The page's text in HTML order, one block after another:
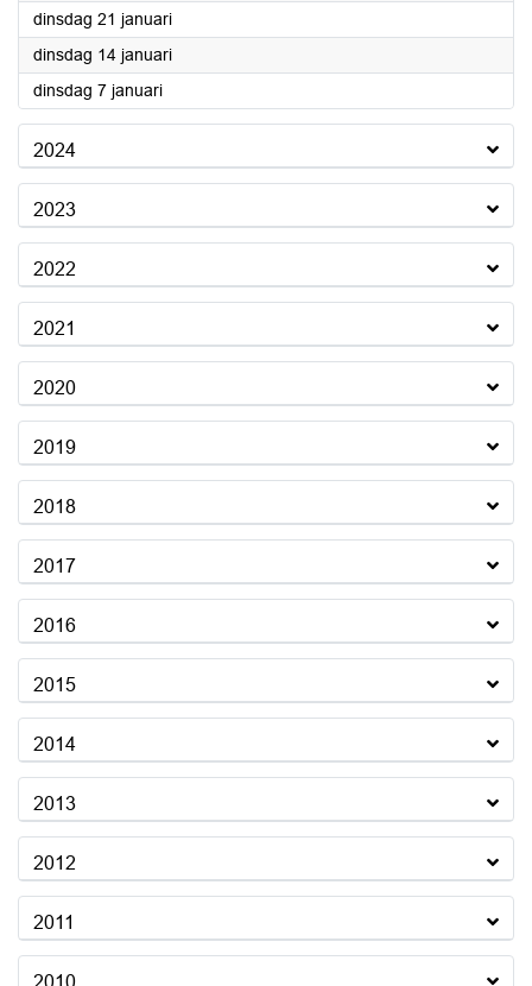
dinsdag 21 januari2025
dinsdag 14 januari2025
dinsdag 7 januari2025
2024
2023
2022
2021
2020
2019
2018
2017
2016
2015
2014
2013
2012
2011
2010